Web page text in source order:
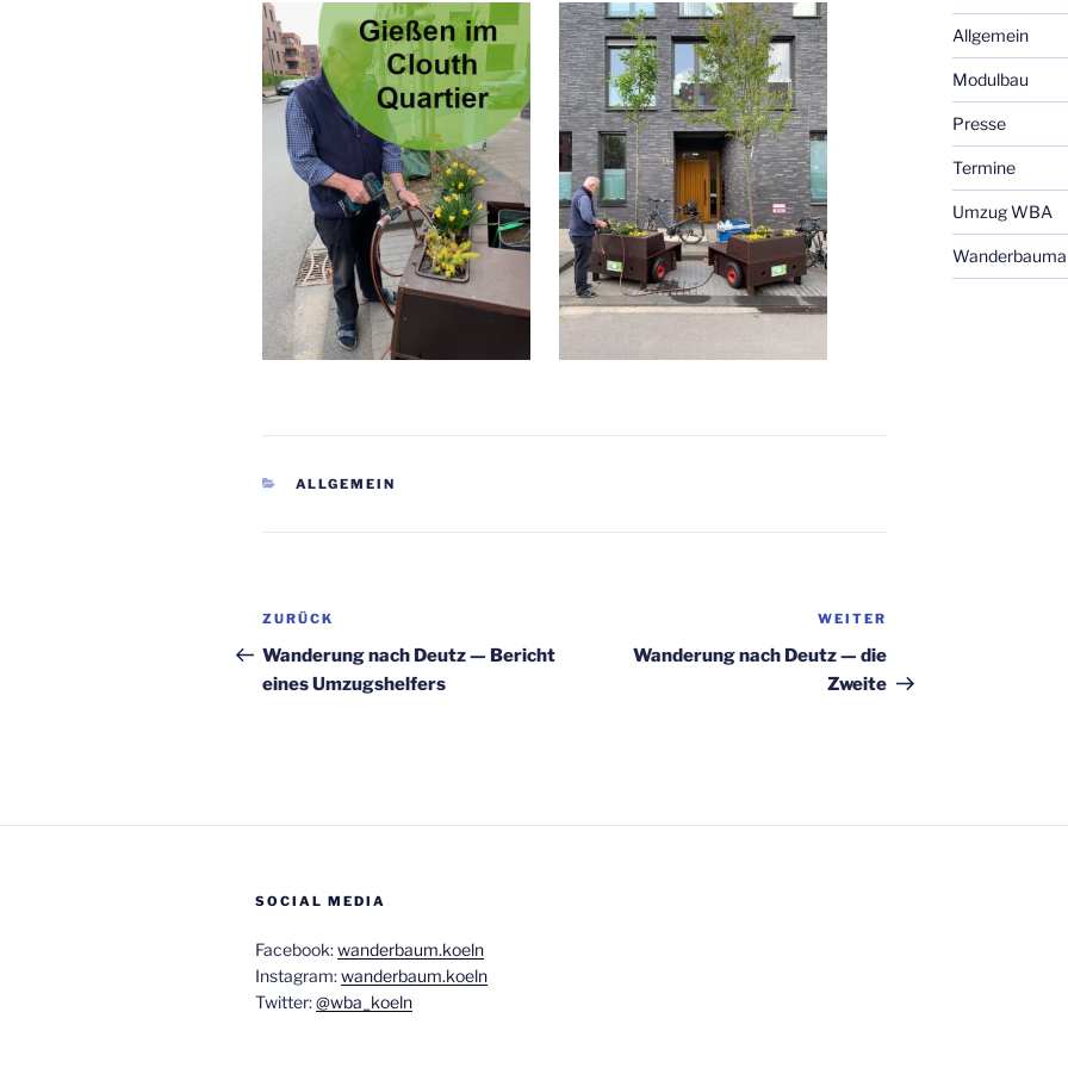
KATEGORIEN
ALLGEMEIN
Beitragsnavigation
Vorheriger
Beitrag
ZURÜCK
Wan­de­rung nach Deutz — Bericht
eines Umzugshelfers
Beitrag
WEITER
Wan­de­rung nach Deutz — die
Zweite
Allgemein
Modulbau
Presse
Termine
Umzug WBA
SOCIAL MEDIA
Facebook:wanderbaum.koeln
Instagram:wanderbaum.koeln
Twitter:@wba_koeln